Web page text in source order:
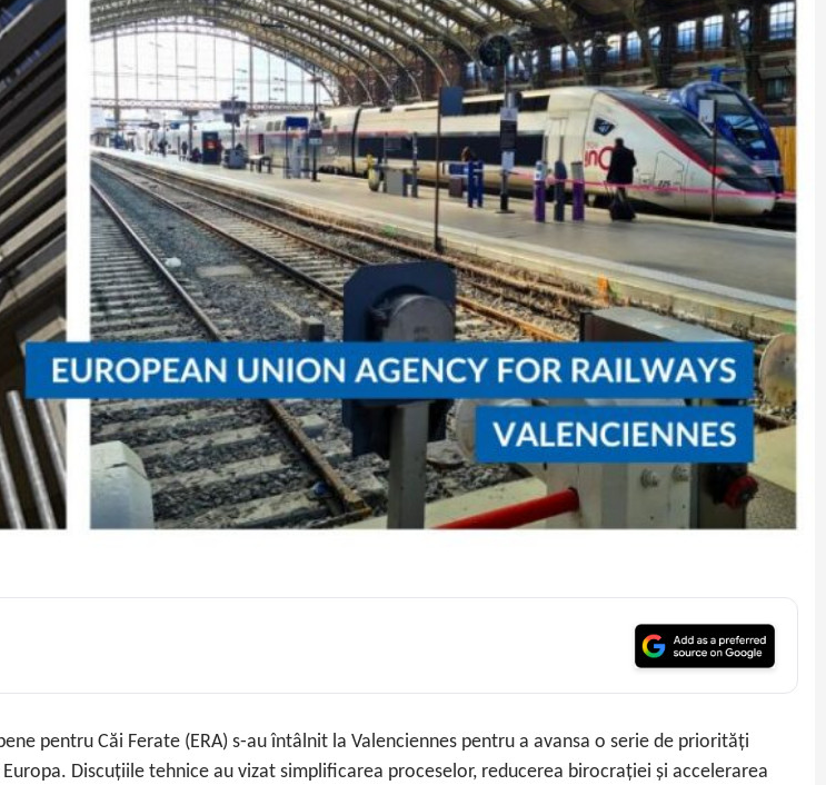
pentru Căi Ferate (ERA) s‑au întâlnit la Valenciennes pentru a avansa o serie de priorități
Discuțiile tehnice au vizat simplificarea proceselor, reducerea birocrației și accelerarea